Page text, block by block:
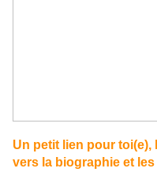
Un petit lien pour toi(e),
vers la biographie et